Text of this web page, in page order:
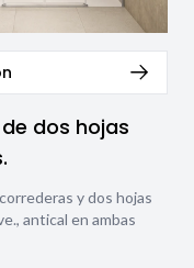
dos hojas
y dos hojas
antical en ambas